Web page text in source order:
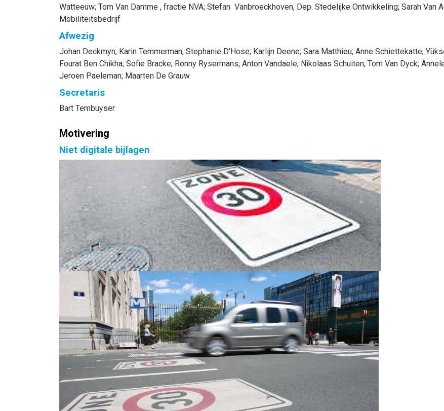
Watteeuw; Tom Van Damme , fractie NVA; Stefan Vanbroeckhoven, Dep. Stedelijke Ontwikkeling; Sarah Van
Mobiliteitsbedrijf
Afwezig
Johan Deckmyn; Karin Temmerman; Stephanie D'Hose; Karlijn Deene; Sara Matthieu; Anne Schiettekatte;
Fourat Ben Chikha; Sofie Bracke; Ronny Rysermans; Anton Vandaele; Nikolaas Schuiten; Tom Van Dyck;
Jeroen Paeleman; Maarten De Grauw
Secretaris
Bart Tembuyser
Motivering
Niet digitale bijlagen